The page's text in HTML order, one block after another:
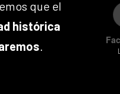
que el
histórica